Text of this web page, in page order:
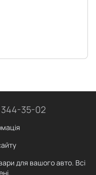
35-02
для вашого авто. Всі